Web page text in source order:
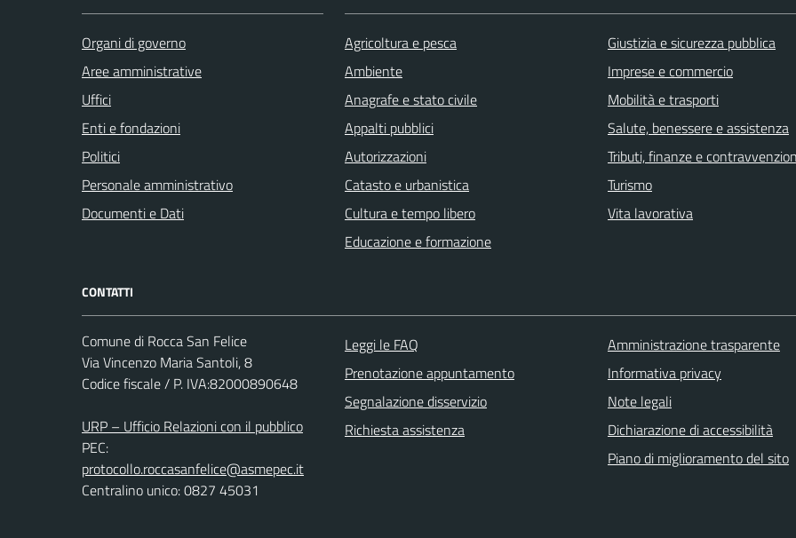
Organi di governo
Aree amministrative
Uffici
Enti e fondazioni
Politici
Personale amministrativo
Documenti e Dati
Agricoltura e pesca
Ambiente
Anagrafe e stato civile
Appalti pubblici
Autorizzazioni
Catasto e urbanistica
Cultura e tempo libero
Educazione e formazione
Giustizia e sicurezza pubblica
Imprese e commercio
Mobilità e trasporti
Salute, benessere e assistenza
Tributi, finanze e
Turismo
Vita lavorativa
CONTATTI
Comune di Rocca San Felice
Via Vincenzo Maria Santoli, 8
Codice fiscale / P. IVA:82000890648
URP – Ufficio Relazioni con il pubblico
PEC:
protocollo.roccasanfelice@asmepec.it
Centralino unico: 0827 45031
Leggi le FAQ
Prenotazione appuntamento
Segnalazione disservizio
Richiesta assistenza
Amministrazione trasparente
Informativa privacy
Note legali
Dichiarazione di accessibilità
Piano di miglioramento del sito